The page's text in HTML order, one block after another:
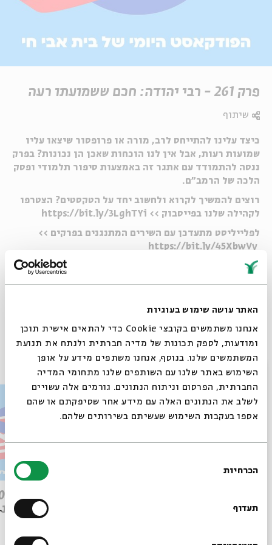
האתר עושה שימוש בעוגיות
אנחנו משתמשים בקובצי Cookie כדי להתאים אישית תוכן
ומודעות, לספק תכונות של מדיה חברתית ולנתח את תנועת
המשתמשים שלנו. בנוסף, אנחנו משתפים מידע על אופן
השימוש באתר שלנו עם השותפים שלנו מתחומי המדיה
החברתית, הפרסום וניתוח הנתונים. גורמים אלה עשויים
לשלב את הנתונים האלה עם מידע אחר שסיפקתם או שהם
אספו בעקבות השימוש שעשיתם בשירותים שלהם.
הסכמה
הכרחיות
תעדוף
פרק 261 - רבי יהודה: חכם ששמועתו רעה
כיצד עלינו להתייחס לרב, מורה או פרופסור שיצאו עליו
שמועות רעות, אבל אין לנו הוכחות שאכן הן נכונות? בפרק
ננסה להתמודד עם אתגר זה באמצעות סיפור תלמודי ופסק
הלכה של הרמב"ם.
רוצים להמשיך לקרוא ולחשוב יחד על הטקסטים? הצטרפו
לקהילה שלנו בפייסבוק >> https://bit.ly/3LghTYi
לפלייליסט מתעדכן עם השירים המתנגנים בפרקים >>
https://bit.ly/45XbwVy
שיתוף
פרקים נוספים בסדרה
הִתְאַנַּף
לוהטת
סגור